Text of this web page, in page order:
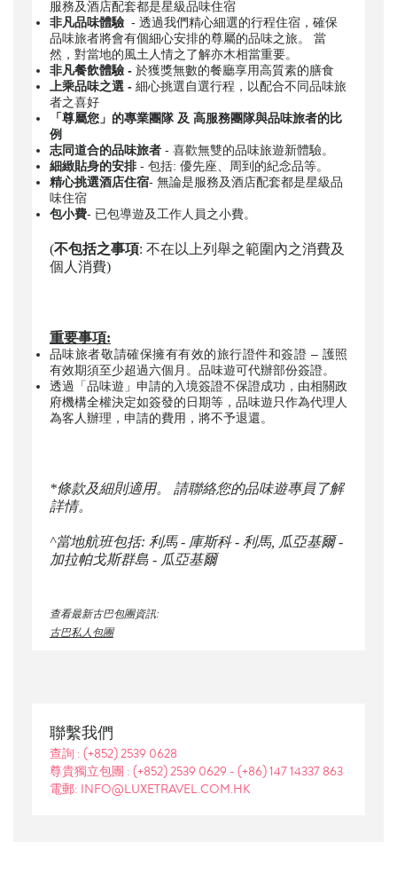
服務及酒店配套都是星級品味住宿
非凡品味體驗 - 透過我們精心細選的行程住宿，確保
品味旅者將會有個細心安排的尊屬的品味之旅。 當
然，對當地的風土人情之了解亦木相當重要。
非凡餐飲體驗 - 於獲獎無數的餐廳享用高質素的膳食
上乘品味之選 - 細心挑選自選行程，以配合不同品味旅
者之喜好
「尊屬您」的專業團隊 及 高服務團隊與品味旅者的比
例
志同道合的品味旅者 - 喜歡無雙的品味旅遊新體驗。
細緻貼身的安排- 包括: 優先座、周到的紀念品等。
精心挑選酒店住宿- 無論是服務及酒店配套都是星級品
味住宿
包小費- 已包導遊及工作人員之小費。
(不包括之事項: 不在以上列舉之範圍內之消費及
個人消費)
重要事項:
品味旅者敬請確保擁有有效的旅行證件和簽證 – 護照
有效期須至少超過六個月。品味遊可代辦部份簽證。
透過「品味遊」申請的入境簽證不保證成功，由相關政
府機構全權決定如簽發的日期等，品味遊只作為代理人
為客人辦理，申請的費用，將不予退還。
*條款及細則適用。 請聯絡您的品味遊專員了解
詳情。
^當地航班包括: 利馬 - 庫斯科 - 利馬, 瓜亞基爾 -
加拉帕戈斯群島 - 瓜亞基爾
查看最新古巴包團資訊:
古巴私人包團
聯繫我們
查詢 : (+852) 2539 0628
尊貴獨立包團 : (+852) 2539 0629 - (+86) 147 14337 863
電郵: INFO@LUXETRAVEL.COM.HK